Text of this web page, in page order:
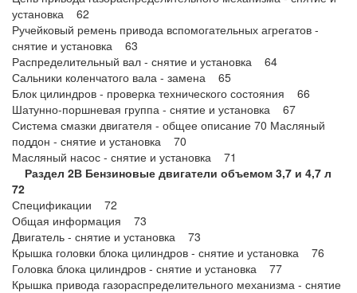
установка 62
Ручейковый ремень привода вспомогательных агрегатов -
снятие и установка 63
Распределительный вал - снятие и установка 64
Сальники коленчатого вала - замена 65
Блок цилиндров - проверка технического состояния 66
Шатунно-поршневая группа - снятие и установка 67
Система смазки двигателя - общее описание 70 Масляный
поддон - снятие и установка 70
Масляный насос - снятие и установка 71
Раздел 2В Бензиновые двигатели объемом 3,7 и 4,7 л
72
Спецификации 72
Общая информация 73
Двигатель - снятие и установка 73
Крышка головки блока цилиндров - снятие и установка 76
Головка блока цилиндров - снятие и установка 77
Крышка привода газораспределительного механизма - снятие